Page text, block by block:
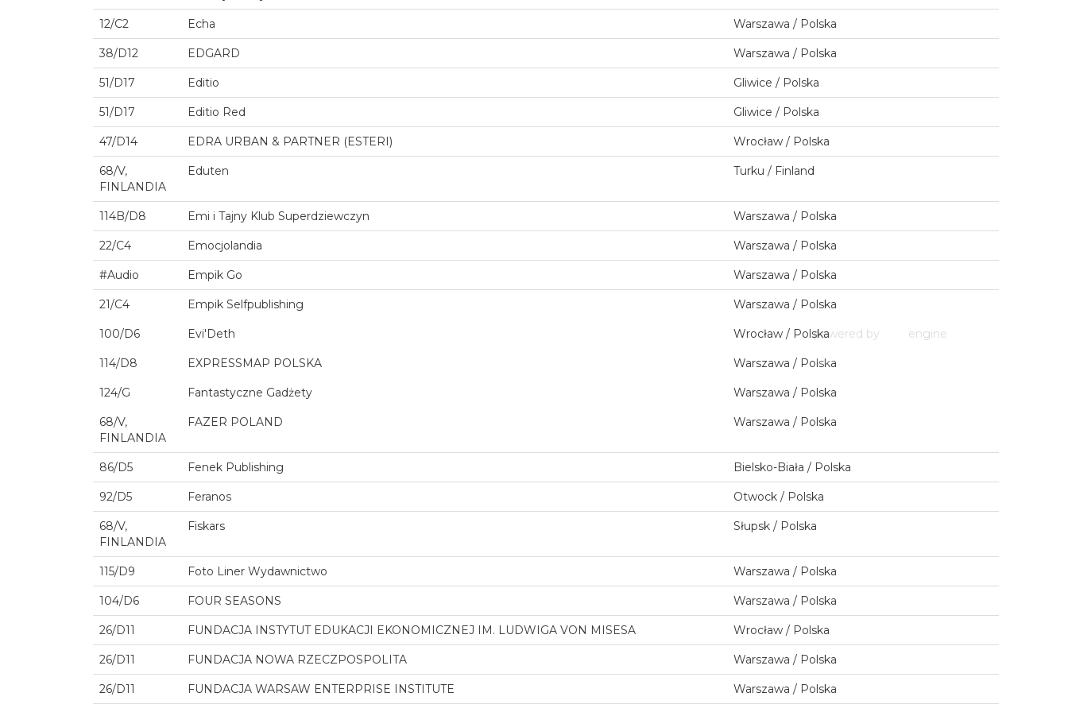
12/C2 Echa Warszawa / Polska
38/D12 EDGARD Warszawa / Polska
51/D17 Editio Gliwice / Polska
51/D17 Editio Red Gliwice / Polska
47/D14 EDRA URBAN & PARTNER (ESTERI) Wrocław / Polska
68/V,
FINLANDIA
Eduten Turku / Finland
114B/D8 Emi i Tajny Klub Superdziewczyn Warszawa / Polska
22/C4 Emocjolandia Warszawa / Polska
#Audio Empik Go Warszawa / Polska
21/C4 Empik Selfpublishing Warszawa / Polska
100/D6 Evi'Deth Wrocław / Polska
114/D8 EXPRESSMAP POLSKA Warszawa / Polska
124/G Fantastyczne Gadżety Warszawa / Polska
68/V,
FINLANDIA
FAZER POLAND Warszawa / Polska
86/D5 Fenek Publishing Bielsko-Biała / Polska
92/D5 Feranos Otwock / Polska
68/V,
FINLANDIA
Fiskars Słupsk / Polska
115/D9 Foto Liner Wydawnictwo Warszawa / Polska
104/D6 FOUR SEASONS Warszawa / Polska
26/D11 FUNDACJA INSTYTUT EDUKACJI EKONOMICZNEJ IM. LUDWIGA VON MISESA Wrocław / Polska
26/D11 FUNDACJA NOWA RZECZPOSPOLITA Warszawa / Polska
26/D11 FUNDACJA WARSAW ENTERPRISE INSTITUTE Warszawa / Polska
powered by engine